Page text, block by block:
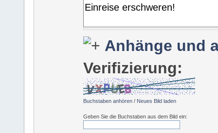
Anhänge und
Verifizierung:
Buchstaben anhören / Neues Bild laden
Geben Sie die Buchstaben aus dem Bild ein: